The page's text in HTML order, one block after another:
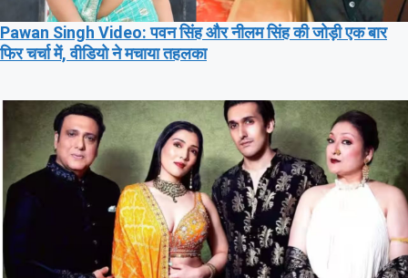
Pawan Singh Video: पवन सिंह और नीलम सिंह की जोड़ी एक बार
फिर चर्चा में, वीडियो ने मचाया तहलका